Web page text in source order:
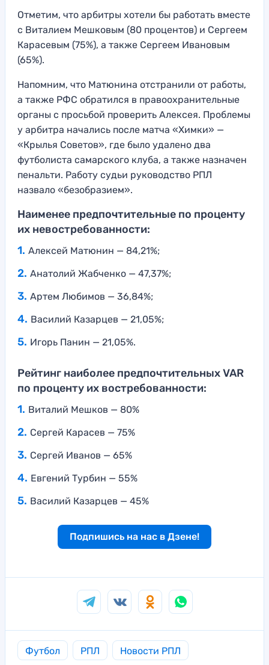
Отметим, что арбитры хотели бы работать вместе
с Виталием Мешковым (80 процентов) и Сергеем
Карасевым (75%), а также Сергеем Ивановым
(65%).
Напомним, что Матюнина отстранили от работы,
а также РФС обратился в правоохранительные
органы с просьбой проверить Алексея. Проблемы
у арбитра начались после матча «Химки» —
«Крылья Советов», где было удалено два
футболиста самарского клуба, а также назначен
пенальти. Работу судьи руководство РПЛ
назвало «безобразием».
Наименее предпочтительные по проценту
их невостребованности:
Алексей Матюнин — 84,21%;
Анатолий Жабченко — 47,37%;
Артем Любимов — 36,84%;
Василий Казарцев — 21,05%;
Игорь Панин — 21,05%.
Рейтинг наиболее предпочтительных VAR
по проценту их востребованности:
Виталий Мешков — 80%
Сергей Карасев — 75%
Сергей Иванов — 65%
Евгений Турбин — 55%
Василий Казарцев — 45%
Подпишись на нас в Дзене!
Футбол РПЛ Новости РПЛ